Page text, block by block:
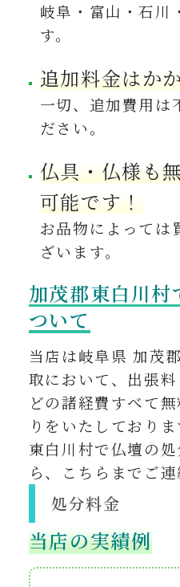
岐阜・富山・石川
す。
追加料金はか
一切、追加費用は
ださい。
仏具・仏様も
可能です！
お品物によっては
ざいます。
加茂郡東白川村
ついて
当店は岐阜県 加茂
取において、出張
どの諸経費すべて
りをいたしておりま
東白川村で仏壇の
ら、こちらまでご連
処分料金
当店の実績例